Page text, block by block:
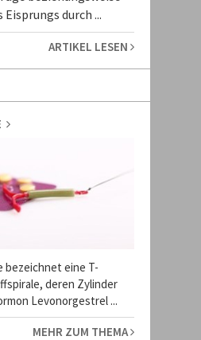
durch ...
ARTIKEL LESEN
bezeichnet eine T-
deren Zylinder
Levonorgestrel ...
MEHR ZUM THEMA